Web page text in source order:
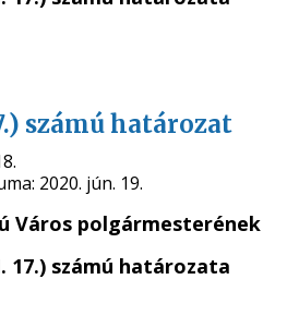
számú határozat
2020. jún. 19.
Város polgármesterének
17.) számú határozata